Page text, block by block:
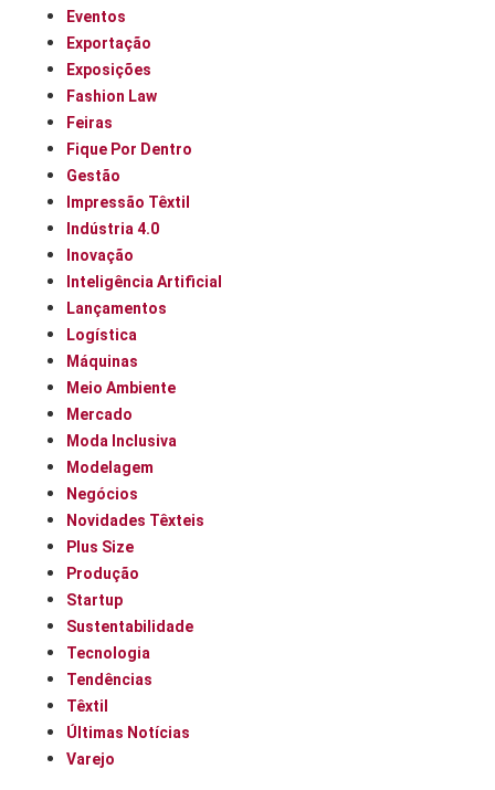
Eventos
Exportação
Exposições
Fashion Law
Feiras
Fique Por Dentro
Gestão
Impressão Têxtil
Indústria 4.0
Inovação
Inteligência Artificial
Lançamentos
Logística
Máquinas
Meio Ambiente
Mercado
Moda Inclusiva
Modelagem
Negócios
Novidades Têxteis
Plus Size
Produção
Startup
Sustentabilidade
Tecnologia
Tendências
Têxtil
Últimas Notícias
Varejo